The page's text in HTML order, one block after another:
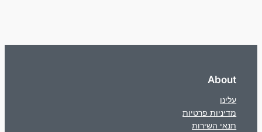
About
עלינו
מדיניות פרטיות
תנאי השירות